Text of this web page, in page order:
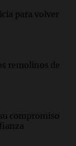
para volver
remolinos de
compromiso